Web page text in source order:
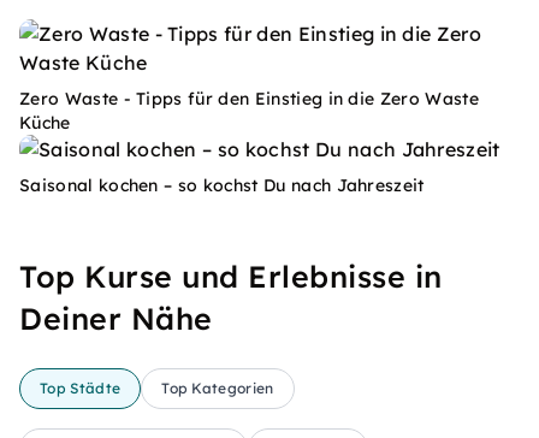
Zero Waste - Tipps für den Einstieg in die Zero Waste
Küche
Saisonal kochen – so kochst Du nach Jahreszeit
Top Kurse und Erlebnisse in
Deiner Nähe
Top Städte Top Kategorien